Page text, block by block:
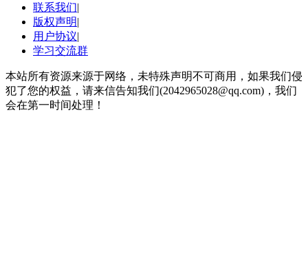
联系我们|
版权声明|
用户协议|
学习交流群
本站所有资源来源于网络，未特殊声明不可商用，如果我们侵
犯了您的权益，请来信告知我们(2042965028@qq.com)，我们
会在第一时间处理！